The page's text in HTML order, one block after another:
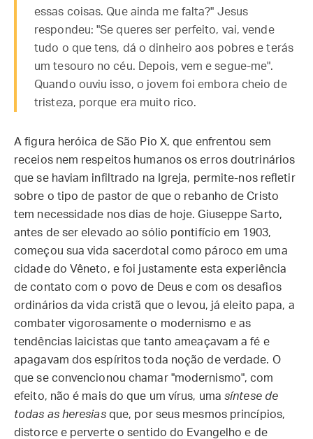
essas coisas. Que ainda me falta?" Jesus
respondeu: "Se queres ser perfeito, vai, vende
tudo o que tens, dá o dinheiro aos pobres e terás
um tesouro no céu. Depois, vem e segue-me".
Quando ouviu isso, o jovem foi embora cheio de
tristeza, porque era muito rico.
A figura heróica de São Pio X, que enfrentou sem
receios nem respeitos humanos os erros doutrinários
que se haviam infiltrado na Igreja, permite-nos refletir
sobre o tipo de pastor de que o rebanho de Cristo
tem necessidade nos dias de hoje. Giuseppe Sarto,
antes de ser elevado ao sólio pontifício em 1903,
começou sua vida sacerdotal como pároco em uma
cidade do Vêneto, e foi justamente esta experiência
de contato com o povo de Deus e com os desafios
ordinários da vida cristã que o levou, já eleito papa, a
combater vigorosamente o modernismo e as
tendências laicistas que tanto ameaçavam a fé e
apagavam dos espíritos toda noção de verdade. O
que se convencionou chamar "modernismo", com
efeito, não é mais do que um vírus, umasíntese de
todas as heresiasque, por seus mesmos princípios,
distorce e perverte o sentido do Evangelho e de